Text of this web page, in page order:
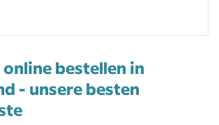
bestellen in
- unsere besten